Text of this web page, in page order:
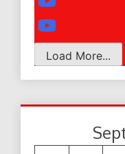
Load More...